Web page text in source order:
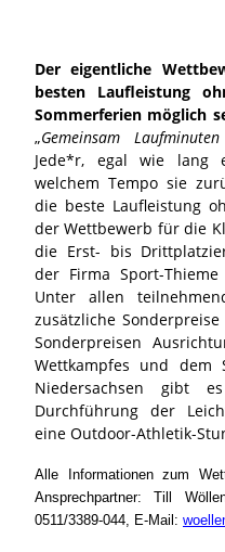
Der eigentliche
besten Laufleistung
Sommerferien möglich
„Gemeinsam
Jede*r, egal wie lang
welchem Tempo sie
die beste Laufleistung
der Wettbewerb für die
die Erst- bis
der Firma Sport-
Unter allen
zusätzliche
Sonderpreisen
Wettkampfes und dem
Niedersachsen gibt
Durchführung der
eine Outdoor-Athletik-
Alle Informationen zum
Ansprechpartner: Till
0511/3389-044, E-Mail: